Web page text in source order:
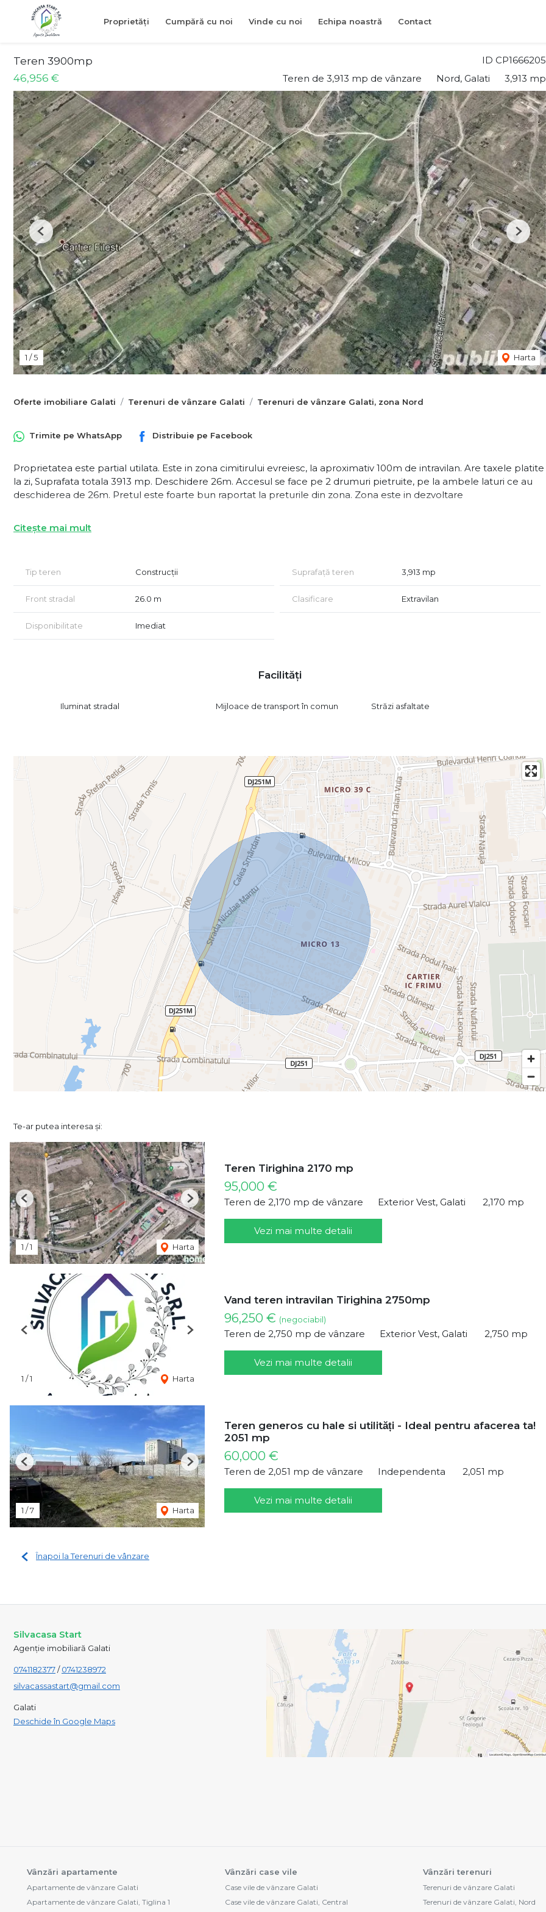
Proprietăți Cumpără cu noi Vinde cu noi Echipa noastră Contact
ID CP1666205
Teren 3900mp
46,956 €
Teren de 3,913 mp de vânzare Nord, Galati 3,913 mp
1 /5 Harta
Previous Next
Oferte imobiliare Galati Terenuri de vânzare Galati Terenuri de vânzare Galati, zona Nord
Trimite pe WhatsApp Distribuie pe Facebook
Proprietatea este partial utilata. Este in zona cimitirului evreiesc, la aproximativ 100m de intravilan. Are taxele platite
la zi, Suprafata totala 3913 mp. Deschidere 26m. Accesul se face pe 2 drumuri pietruite, pe la ambele laturi ce au
deschiderea de 26m. Pretul este foarte bun raportat la preturile din zona. Zona este in dezvoltare
Citește mai mult
Tip teren Construcții Suprafață teren 3,913 mp
Front stradal 26.0 m Clasificare Extravilan
Disponibilitate Imediat
Facilități
Iluminat stradal Mijloace de transport în comun Străzi asfaltate
Te-ar putea interesa și:
1 /1 Harta
Previous Next
Teren Tirighina 2170 mp
95,000 €
Teren de 2,170 mp de vânzare Exterior Vest, Galati 2,170 mp
Vezi mai multe detalii
1 /1 Harta
Previous Next
Vand teren intravilan Tirighina 2750mp
96,250 € (negociabil)
Teren de 2,750 mp de vânzare Exterior Vest, Galati 2,750 mp
Vezi mai multe detalii
1 /7 Harta
Previous Next
Teren generos cu hale si utilități - Ideal pentru afacerea ta!
2051 mp
60,000 €
Teren de 2,051 mp de vânzare Independenta 2,051 mp
Vezi mai multe detalii
Înapoi la Terenuri de vânzare
Silvacasa Start
Agenție imobiliară Galati
0741182377/0741238972
silvacassastart@gmail.com
Galati
Deschide în Google Maps
Vânzări apartamente
Apartamente de vânzare Galati
Apartamente de vânzare Galati, Tiglina 1
Vânzări case vile
Case vile de vânzare Galati
Case vile de vânzare Galati, Central
Vânzări terenuri
Terenuri de vânzare Galati
Terenuri de vânzare Galati, Nord